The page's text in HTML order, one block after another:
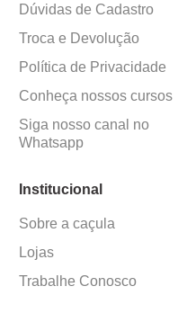
Dúvidas de Cadastro
Troca e Devolução
Política de Privacidade
Conheça nossos cursos
Siga nosso canal no
Whatsapp
Institucional
Sobre a caçula
Lojas
Trabalhe Conosco